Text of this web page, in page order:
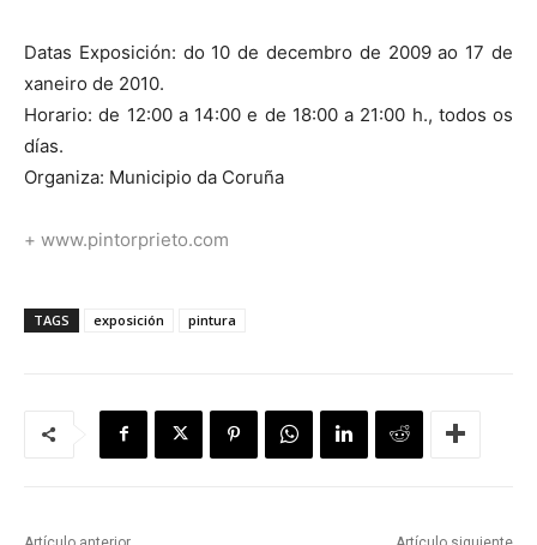
Datas Exposición: do 10 de decembro de 2009 ao 17 de
xaneiro de 2010.
Horario: de 12:00 a 14:00 e de 18:00 a 21:00 h., todos os
días.
Organiza: Municipio da Coruña
+ www.pintorprieto.com
TAGS exposición pintura